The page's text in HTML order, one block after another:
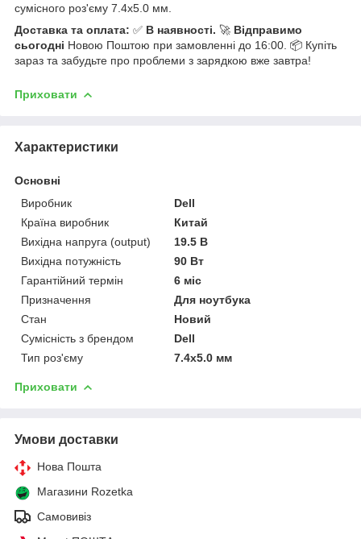
сумісного роз'єму 7.4x5.0 мм.
Доставка та оплата: ✅ В наявності. 🚀 Відправимо
сьогодні Новою Поштою при замовленні до 16:00. 📦 Купіть
зараз та забудьте про проблеми з зарядкою вже завтра!
Приховати
Характеристики
Основні
Виробник
Dell
Країна виробник
Китай
Вихідна напруга (output)
19.5 В
Вихідна потужність
90 Вт
Гарантійний термін
6 міс
Призначення
Для ноутбука
Стан
Новий
Сумісність з брендом
Dell
Тип роз'єму
7.4x5.0 мм
Приховати
Умови доставки
Нова Пошта
Магазини Rozetka
Самовивіз